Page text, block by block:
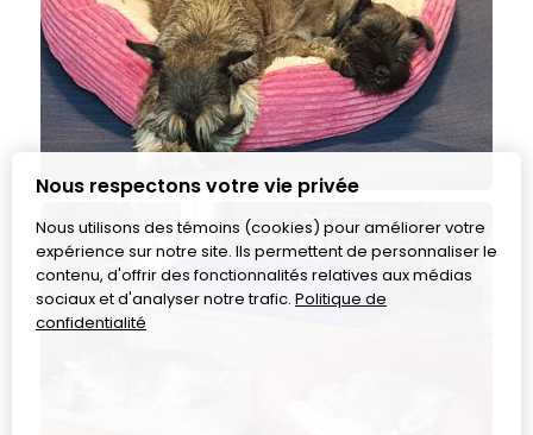
Nous respectons votre vie privée
Nous utilisons des témoins (cookies) pour améliorer votre
expérience sur notre site. Ils permettent de personnaliser le
contenu, d'offrir des fonctionnalités relatives aux médias
sociaux et d'analyser notre trafic. Politique de
confidentialité